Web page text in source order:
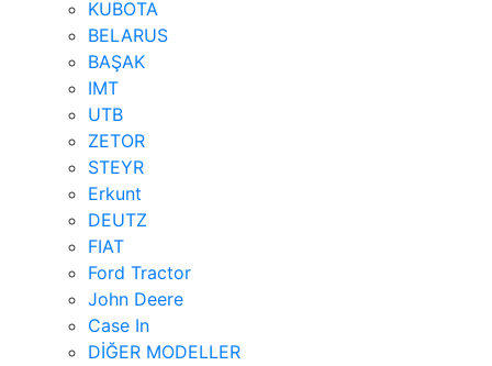
KUBOTA
BELARUS
BAŞAK
IMT
UTB
ZETOR
STEYR
Erkunt
DEUTZ
FIAT
Ford Tractor
John Deere
Case In
DİĞER MODELLER